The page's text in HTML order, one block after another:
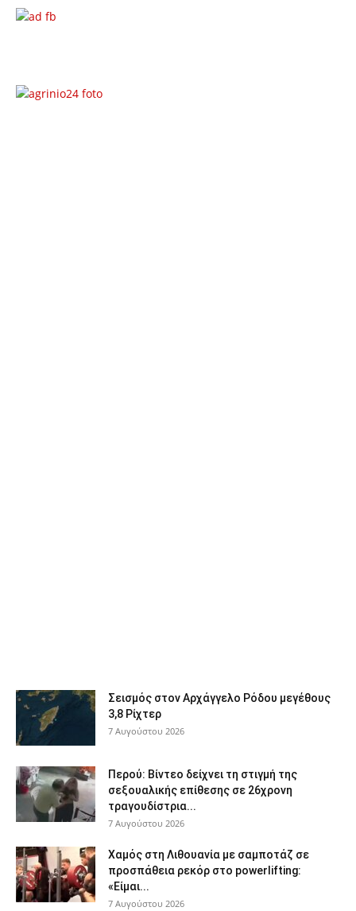
Σεισμός στον Αρχάγγελο Ρόδου μεγέθους
3,8 Ρίχτερ
7 Αυγούστου 2026
Περού: Βίντεο δείχνει τη στιγμή της
σεξουαλικής επίθεσης σε 26χρονη
τραγουδίστρια...
7 Αυγούστου 2026
Χαμός στη Λιθουανία με σαμποτάζ σε
προσπάθεια ρεκόρ στο powerlifting:
«Είμαι...
7 Αυγούστου 2026